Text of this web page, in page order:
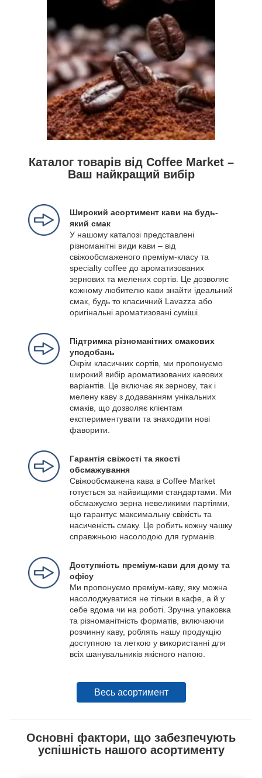
Каталог товарів від Coffee Market –
Ваш найкращий вибір
Широкий асортимент кави на будь-
який смак
У нашому каталозі представлені
різноманітні види кави – від
свіжообсмаженого преміум-класу та
specialty coffee до ароматизованих
зернових та мелених сортів. Це дозволяє
кожному любителю кави знайти ідеальний
смак, будь то класичний Lavazza або
оригінальні ароматизовані суміші.
Підтримка різноманітних смакових
уподобань
Окрім класичних сортів, ми пропонуємо
широкий вибір ароматизованих кавових
варіантів. Це включає як зернову, так і
мелену каву з додаванням унікальних
смаків, що дозволяє клієнтам
експериментувати та знаходити нові
фаворити.
Гарантія свіжості та якості
обсмажування
Свіжообсмажена кава в Coffee Market
готується за найвищими стандартами. Ми
обсмажуємо зерна невеликими партіями,
що гарантує максимальну свіжість та
насиченість смаку. Це робить кожну чашку
справжньою насолодою для гурманів.
Доступність преміум-кави для дому та
офісу
Ми пропонуємо преміум-каву, яку можна
насолоджуватися не тільки в кафе, а й у
себе вдома чи на роботі. Зручна упаковка
та різноманітність форматів, включаючи
розчинну каву, роблять нашу продукцію
доступною та легкою у використанні для
всіх шанувальників якісного напою.
Весь асортимент
Основні фактори, що забезпечують
успішність нашого асортименту